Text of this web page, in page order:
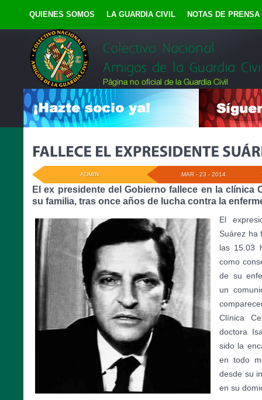
QUIENES SOMOS LA GUARDIA CIVIL NOTAS DE PRENSA
MAR - 23 - 2014
ADMIN
El ex presidente del Gobierno fallece en la clínica
su familia, tras once años de lucha contra la
El
Suárez ha
las 15.03
como
de su
un
Clínica
doctora
sido la
en todo
desde su
en su